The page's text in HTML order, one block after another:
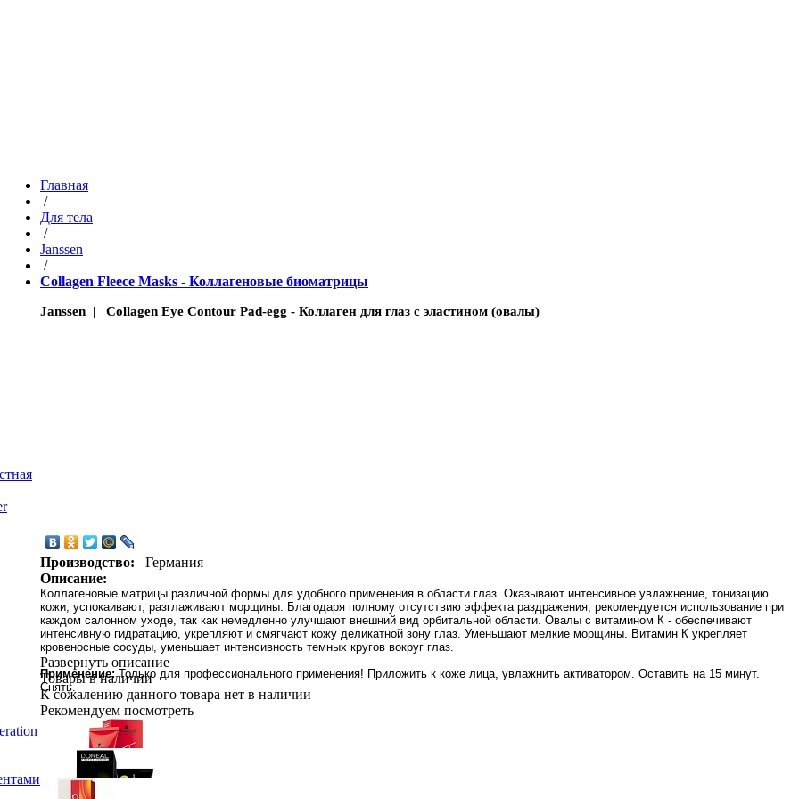
Главная
/
Для тела
/
Janssen
/
Collagen Fleece Masks - Коллагеновые биоматрицы
Janssen | Collagen Eye Contour Pad-egg - Коллаген для глаз с эластином (овалы)
Производство:
Германия
Описание:
Коллагеновые матрицы различной формы для удобного применения в области глаз. Оказывают интенсивное увлажнение, тонизацию
кожи, успокаивают, разглаживают морщины. Благодаря полному отсутствию эффекта раздражения, рекомендуется использование при
каждом салонном уходе, так как немедленно улучшают внешний вид орбитальной области. Овалы с витамином К - обеспечивают
интенсивную гидратацию, укрепляют и смягчают кожу деликатной зону глаз. Уменьшают мелкие морщины. Витамин К укрепляет
кровеносные сосуды, уменьшает интенсивность темных кругов вокруг глаз.
Применение:Только для профессионального применения! Приложить к коже лица, увлажнить активатором. Оставить на 15 минут.
Снять.
Развернуть описание
Товары в наличии
К сожалению данного товара нет в наличии
Рекомендуем посмотреть